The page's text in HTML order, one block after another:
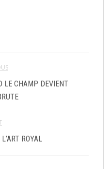
LE CHAMP DEVIENT
ROYAL